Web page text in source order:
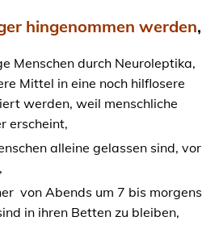
hingenommen werden,
Menschen durch Neuroleptika,
Mittel in eine noch hilflosere
werden, weil menschliche
erscheint,
alleine gelassen sind, vor
von Abends um 7 bis morgens
in ihren Betten zu bleiben,